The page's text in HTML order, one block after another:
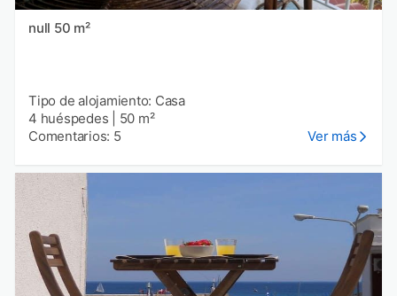
null 50 m²
Tipo de alojamiento: Casa
4 huéspedes
50 m²
Comentarios: 5
Ver más